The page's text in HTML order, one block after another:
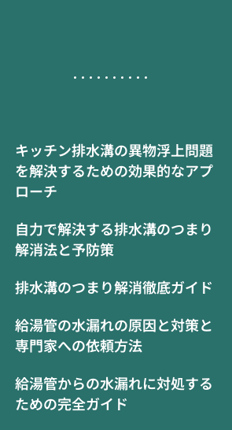
キッチン排水溝の異物浮上問題
を解決するための効果的なアプ
ローチ
自力で解決する排水溝のつまり
解消法と予防策
排水溝のつまり解消徹底ガイド
給湯管の水漏れの原因と対策と
専門家への依頼方法
給湯管からの水漏れに対処する
ための完全ガイド